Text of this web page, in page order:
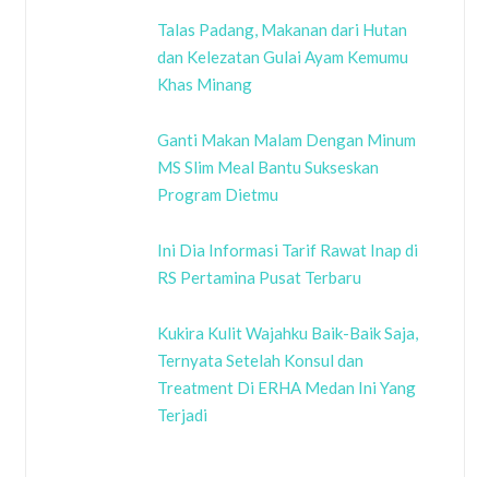
Talas Padang, Makanan dari Hutan
dan Kelezatan Gulai Ayam Kemumu
Khas Minang
Ganti Makan Malam Dengan Minum
MS Slim Meal Bantu Sukseskan
Program Dietmu
Ini Dia Informasi Tarif Rawat Inap di
RS Pertamina Pusat Terbaru
Kukira Kulit Wajahku Baik-Baik Saja,
Ternyata Setelah Konsul dan
Treatment Di ERHA Medan Ini Yang
Terjadi